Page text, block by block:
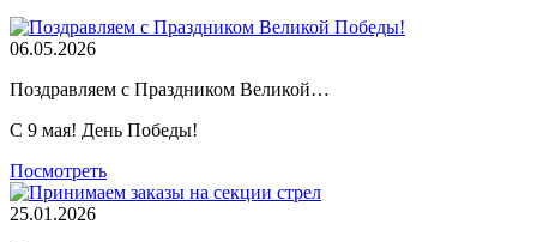
06.05.2026
Поздравляем с Праздником Великой…
С 9 мая! День Победы!
Посмотреть
25.01.2026